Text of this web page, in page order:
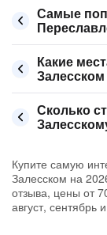
Самые
Какие
Залесском
Сколько
Купите самую
Залесском на
отзыва, цены от
август, сентябрь